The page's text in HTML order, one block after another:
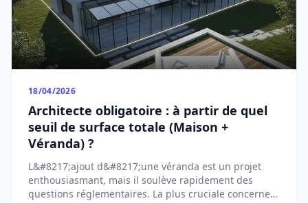
18/04/2026
Architecte obligatoire : à partir de quel
seuil de surface totale (Maison +
Véranda) ?
L&#8217;ajout d&#8217;une véranda est un projet
enthousiasmant, mais il soulève rapidement des
questions réglementaires. La plus cruciale concerne